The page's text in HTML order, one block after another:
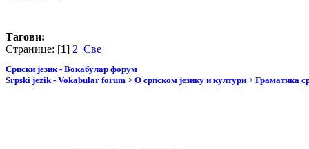
Тагови:
Странице: [1] 2 Све
Српски језик - Вокабулар форум
Srpski jezik - Vokabular forum > О српском језику и култури > Граматика